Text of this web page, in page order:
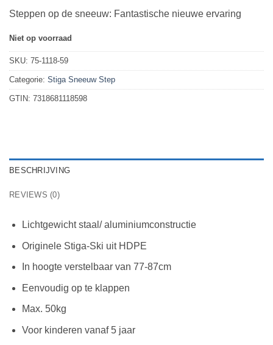
Steppen op de sneeuw: Fantastische nieuwe ervaring
Niet op voorraad
SKU: 75-1118-59
Categorie: Stiga Sneeuw Step
GTIN: 7318681118598
BESCHRIJVING
REVIEWS (0)
Lichtgewicht staal/ aluminiumconstructie
Originele Stiga-Ski uit HDPE
In hoogte verstelbaar van 77-87cm
Eenvoudig op te klappen
Max. 50kg
Voor kinderen vanaf 5 jaar